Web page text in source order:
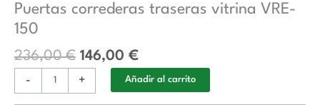
Puertas correderas traseras vitrina VRE-
150
236,00€
era:
146,00 €
es:
-
vitrina
VRE-
cantidad
+ Añadir al carrito